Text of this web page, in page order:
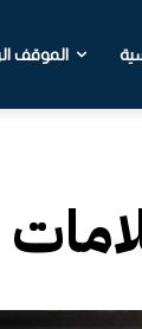
الموقف